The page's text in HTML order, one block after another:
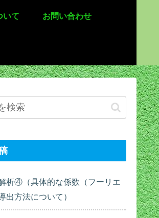
いて お問い合わせ
析④（具体的な係数（フーリエ
出方法について）